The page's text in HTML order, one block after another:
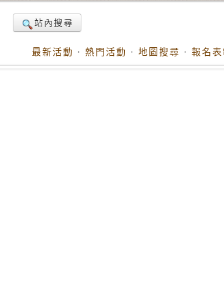
站內搜尋
最新活動 · 熱門活動 · 地圖搜尋 · 報名